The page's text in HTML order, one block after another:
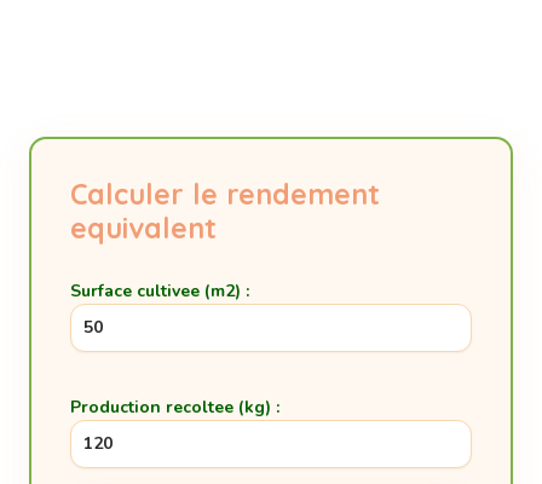
Calculer le rendement
equivalent
Surface cultivee (m2) :
Production recoltee (kg) :